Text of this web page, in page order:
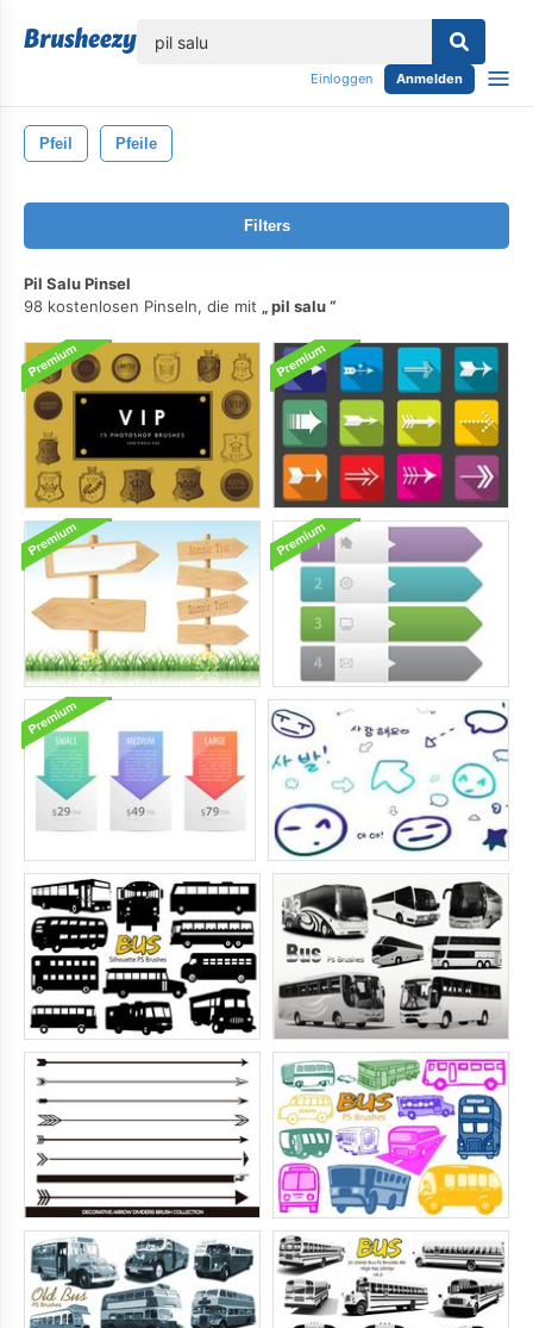
Einloggen Anmelden
Pfeil Pfeile
Filters
Pil Salu Pinsel
98 kostenlosen Pinseln, die mit
pil salu